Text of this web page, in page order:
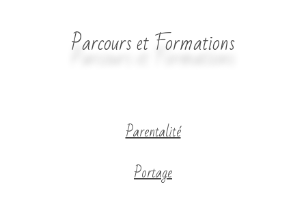
Parcours et Formations
Parentalité
Portage